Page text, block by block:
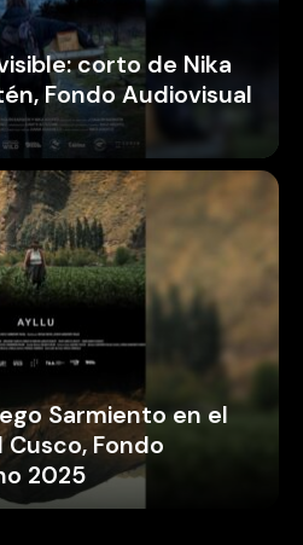
corto de Nika
Fondo Audiovisual
Sarmiento en el
Fondo
2025